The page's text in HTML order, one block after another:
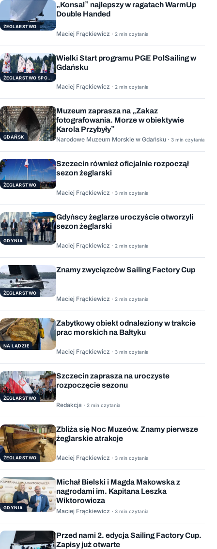
ŻEGLARSTWO
„Konsal” najlepszy w ragatach WarmUp
Double Handed
Maciej Frąckiewicz · 2 min czytania
ŻEGLARSTWO SPORTOWE
Wielki Start programu PGE PolSailing w
Gdańsku
Maciej Frąckiewicz · 2 min czytania
GDAŃSK
Muzeum zaprasza na „Zakaz
fotografowania. Morze w obiektywie
Karola Przybyły”
Narodowe Muzeum Morskie w Gdańsku · 3 min czytania
ŻEGLARSTWO
Szczecin również oficjalnie rozpoczął
sezon żeglarski
Maciej Frąckiewicz · 3 min czytania
GDYNIA
Gdyńscy żeglarze uroczyście otworzyli
sezon żeglarski
Maciej Frąckiewicz · 2 min czytania
ŻEGLARSTWO
Znamy zwycięzców Sailing Factory Cup
Maciej Frąckiewicz · 2 min czytania
NA LĄDZIE
Zabytkowy obiekt odnaleziony w trakcie
prac morskich na Bałtyku
Maciej Frąckiewicz · 3 min czytania
ŻEGLARSTWO
Szczecin zaprasza na uroczyste
rozpoczęcie sezonu
Redakcja · 2 min czytania
ŻEGLARSTWO
Zbliża się Noc Muzeów. Znamy pierwsze
żeglarskie atrakcje
Maciej Frąckiewicz · 3 min czytania
GDYNIA
Michał Bielski i Magda Makowska z
nagrodami im. Kapitana Leszka
Wiktorowicza
Maciej Frąckiewicz · 3 min czytania
Przed nami 2. edycja Sailing Factory Cup.
Zapisy już otwarte